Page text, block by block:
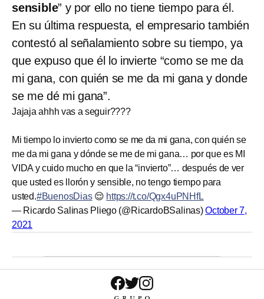
sensible” y por ello no tiene tiempo para él.
En su última respuesta, el empresario también
contestó al señalamiento sobre su tiempo, ya
que expuso que él lo invierte “como se me da
mi gana, con quién se me da mi gana y donde
se me dé mi gana”.
Jajaja ahhh vas a seguir????
Mi tiempo lo invierto como se me da mi gana, con quién se
me da mi gana y dónde se me de mi gana… por que es MI
VIDA y cuido mucho en que la “invierto”… después de ver
que usted es llorón y sensible, no tengo tiempo para
usted.#BuenosDias😌 https://t.co/Qgx4uPNHfL
— Ricardo Salinas Pliego (@RicardoBSalinas)October 7,
2021